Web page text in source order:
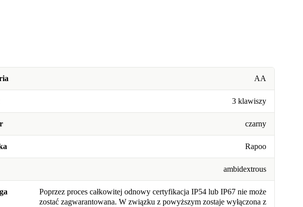
AA
3 klawiszy
czarny
Rapoo
ambidextrous
Poprzez proces całkowitej odnowy certyfikacja IP54 lub IP67 nie może
zostać zagwarantowana. W związku z powyższym zostaje wyłączona z